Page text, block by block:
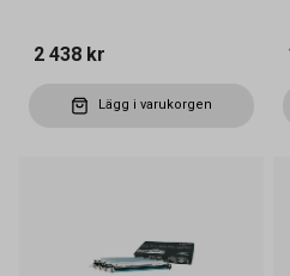
2 438 kr
Lägg i varukorgen